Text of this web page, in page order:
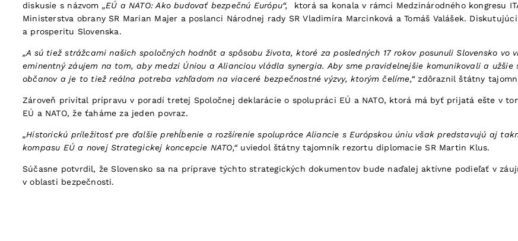
diskusie s názvom „EÚ a NATO: Ako budovať bezpečnú Európu“,
ktorá sa konala v rámci Medzinárodného kongresu
Ministerstva obrany SR Marian Majer a poslanci Národnej rady SR Vladimíra Marcinková a Tomáš Valášek.
a prosperitu Slovenska.
„A sú tiež strážcami našich spoločných hodnôt a spôsobu života, ktoré za posledných 17 rokov posunuli Slovensko
eminentný záujem na tom, aby medzi Úniou a Alianciou vládla synergia. Aby sme pravidelnejšie komunikovali a
občanov a je to tiež reálna potreba vzhľadom na viaceré bezpečnostné výzvy, ktorým čelíme,“zdôraznil štátny
Zároveň privítal prípravu v poradí tretej Spoločnej deklarácie o spolupráci EÚ a NATO, ktorá má byť prijatá ešte v
EÚ a NATO, že ťaháme za jeden povraz.
„Historickú príležitosť pre ďalšie prehĺbenie a rozšírenie spolupráce Aliancie s Európskou úniu však predstavujú aj
kompasu EÚ a novej Strategickej koncepcie NATO,“uviedol štátny tajomník rezortu diplomacie SR Martin Klus.
Súčasne potvrdil, že Slovensko sa na príprave týchto strategických dokumentov bude naďalej aktívne podieľať v
v oblasti bezpečnosti.